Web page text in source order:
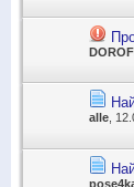
alle ,